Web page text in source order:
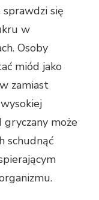
się
w
Osoby
miód jako
zamiast
może
schudnąć